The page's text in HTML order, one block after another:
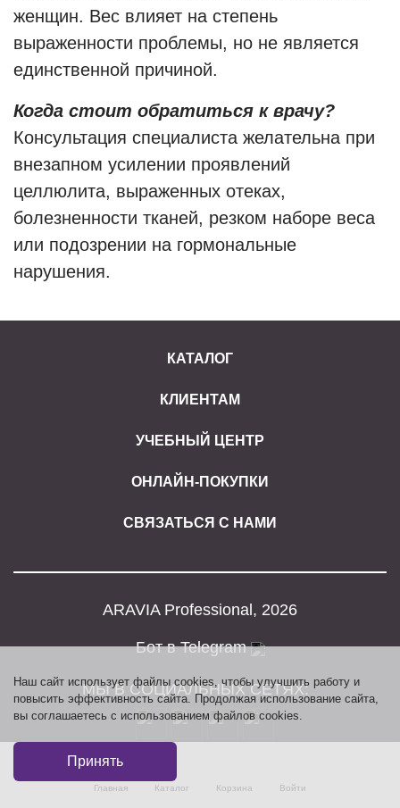
женщин. Вес влияет на степень
выраженности проблемы, но не является
единственной причиной.
Когда стоит обратиться к врачу?
Консультация специалиста желательна при
внезапном усилении проявлений
целлюлита, выраженных отеках,
болезненности тканей, резком наборе веса
или подозрении на гормональные
нарушения.
КАТАЛОГ
КЛИЕНТАМ
УЧЕБНЫЙ ЦЕНТР
ОНЛАЙН-ПОКУПКИ
СВЯЗАТЬСЯ С НАМИ
ARAVIA Professional, 2026
Бот в Telegram
МЫ В СОЦИАЛЬНЫХ СЕТЯХ:
Наш сайт использует файлы cookies, чтобы улучшить работу и
повысить эффективность сайта. Продолжая использование сайта,
вы соглашаетесь с использованием файлов cookies.
Принять
Главная Каталог Корзина Войти